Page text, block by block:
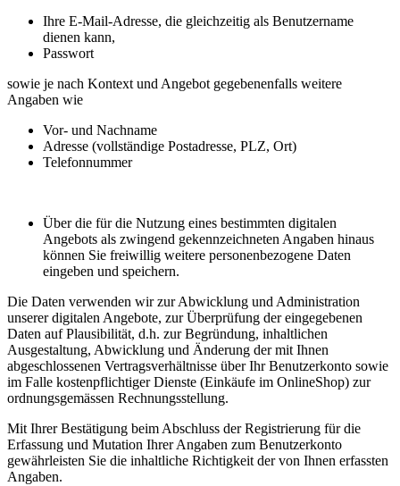
Ihre E-Mail-Adresse, die gleichzeitig als Benutzername
dienen kann,
Passwort
sowie je nach Kontext und Angebot gegebenenfalls weitere
Angaben wie
Vor- und Nachname
Adresse (vollständige Postadresse, PLZ, Ort)
Telefonnummer
Über die für die Nutzung eines bestimmten digitalen
Angebots als zwingend gekennzeichneten Angaben hinaus
können Sie freiwillig weitere personenbezogene Daten
eingeben und speichern.
Die Daten verwenden wir zur Abwicklung und Administration
unserer digitalen Angebote, zur Überprüfung der eingegebenen
Daten auf Plausibilität, d.h. zur Begründung, inhaltlichen
Ausgestaltung, Abwicklung und Änderung der mit Ihnen
abgeschlossenen Vertragsverhältnisse über Ihr Benutzerkonto sowie
im Falle kostenpflichtiger Dienste (Einkäufe im OnlineShop) zur
ordnungsgemässen Rechnungsstellung.
Mit Ihrer Bestätigung beim Abschluss der Registrierung für die
Erfassung und Mutation Ihrer Angaben zum Benutzerkonto
gewährleisten Sie die inhaltliche Richtigkeit der von Ihnen erfassten
Angaben.